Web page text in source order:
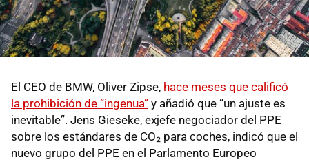
El CEO de BMW, Oliver Zipse, hace meses que calificó
la prohibición de “ingenua” y añadió que “un ajuste es
inevitable”. Jens Gieseke, exjefe negociador del PPE
sobre los estándares de CO₂ para coches, indicó que el
nuevo grupo del PPE en el Parlamento Europeo